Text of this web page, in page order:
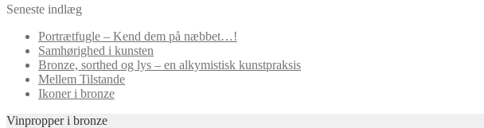
Seneste indlæg
Portrætfugle – Kend dem på næbbet…!
Samhørighed i kunsten
Bronze, sorthed og lys – en alkymistisk kunstpraksis
Mellem Tilstande
Ikoner i bronze
Vinpropper i bronze